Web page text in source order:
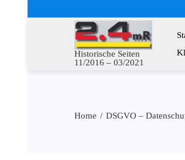
Historische Seiten
11/2016 – 03/2021
Home DSGVO –